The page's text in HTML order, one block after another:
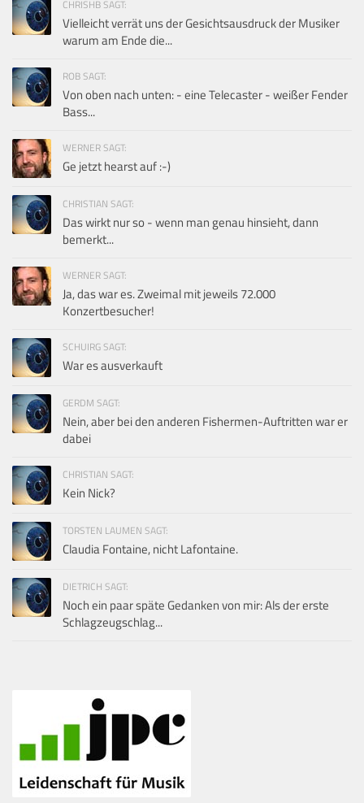
CHRISHB SAGT:
Vielleicht verrät uns der Gesichtsausdruck der Musiker
warum am Ende die...
ROB SAGT:
Von oben nach unten: - eine Telecaster - weißer Fender
Bass...
WERNER SAGT:
Ge jetzt hearst auf :-)
CHRISTIAN SAGT:
Das wirkt nur so - wenn man genau hinsieht, dann
bemerkt...
WERNER SAGT:
Ja, das war es. Zweimal mit jeweils 72.000
Konzertbesucher!
SCHUIRG SAGT:
War es ausverkauft
GERDM SAGT:
Nein, aber bei den anderen Fishermen-Auftritten war er
dabei
CHRISTIAN SAGT:
Kein Nick?
TORSTEN LAUMEN SAGT:
Claudia Fontaine, nicht Lafontaine.
DIETRICH SAGT:
Noch ein paar späte Gedanken von mir: Als der erste
Schlagzeugschlag...